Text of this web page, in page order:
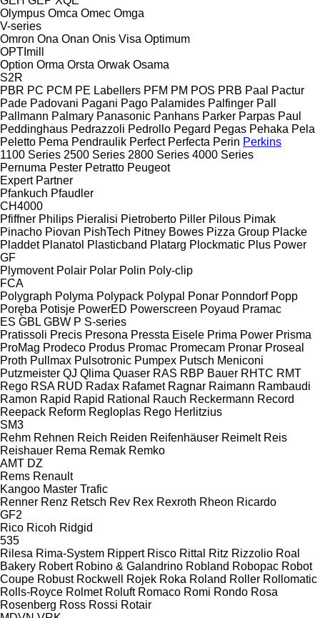
Olympus Omca Omec Omga
V-series
Omron Ona Onan Onis Visa Optimum
OPTImill
Option Orma Orsta Orwak Osama
S2R
PBR PC PCM PE Labellers PFM PM POS PRB Paal
Pactur
Pade Padovani Pagani Pago Palamides Palfinger Pall
Pallmann Palmary Panasonic Panhans Parker Parpas Paul
Peddinghaus Pedrazzoli Pedrollo Pegard Pegas Pehaka Pela
Peletto Pema Pendraulik Perfect Perfecta Perin Perkins
1100 Series 2500 Series 2800 Series 4000 Series
Pernuma Pester Petratto Peugeot
Expert Partner
Pfankuch Pfaudler
CH4000
Pfiffner Philips Pieralisi Pietroberto Piller Pilous Pimak
Pinacho Piovan PishTech Pitney Bowes Pizza Group Placke
Pladdet Planatol Plasticband Platarg Plockmatic Plus Power
GF
Plymovent Polair Polar Polin Poly-clip
FCA
Polygraph Polyma Polypack Polypal Ponar Ponndorf Popp
Poręba Potisje PowerED Powerscreen Poyaud Pramac
ES GBL GBW P S-series
Pratissoli Precis Presona Pressta Eisele Prima Power Prisma
ProMag Prodeco Produs Promac Promecam Pronar Proseal
Proth Pullmax Pulsotronic Pumpex Putsch Meniconi
Putzmeister QJ Qlima Quaser RAS RBP Bauer RHTC RMT
Rego RSA RUD Radax Rafamet Ragnar Raimann Rambaudi
Ramon Rapid Rapid Rational Rauch Reckermann Record
Reepack Reform Regloplas Rego Herlitzius
SM3
Rehm Rehnen Reich Reiden Reifenhäuser Reimelt Reis
Reishauer Rema Remak Remko
AMT DZ
Rems Renault
Kangoo Master Trafic
Renner Renz Retsch Rev Rex Rexroth Rheon Ricardo
GF2
Rico Ricoh Ridgid
535
Rilesa Rima-System Rippert Risco Rittal Ritz Rizzolio Roal
Bakery Robert Robino & Galandrino Robland Robopac Robot
Coupe Robust Rockwell Rojek Roka Roland Roller Rollomatic
Rolls-Royce Rolmet Roluft Romaco Romi Rondo Rosa
Rosenberg Ross Rossi Rotair